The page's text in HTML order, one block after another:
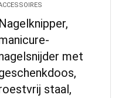
Nagelknipper,
met
staal,